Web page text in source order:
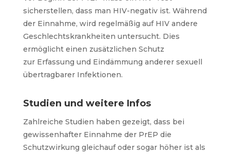
sicherstellen, dass man HIV-negativ ist. Während
der Einnahme, wird regelmäßig auf HIV andere
Geschlechtskrankheiten untersucht. Dies
ermöglicht einen zusätzlichen Schutz
zur Erfassung und Eindämmung anderer sexuell
übertragbarer Infektionen.
Studien und weitere Infos
Zahlreiche Studien haben gezeigt, dass bei
gewissenhafter Einnahme der PrEP die
Schutzwirkung gleichauf oder sogar höher ist als